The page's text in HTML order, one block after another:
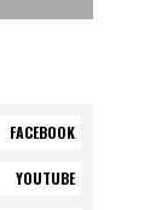
FACEBOOK
YOUTUBE